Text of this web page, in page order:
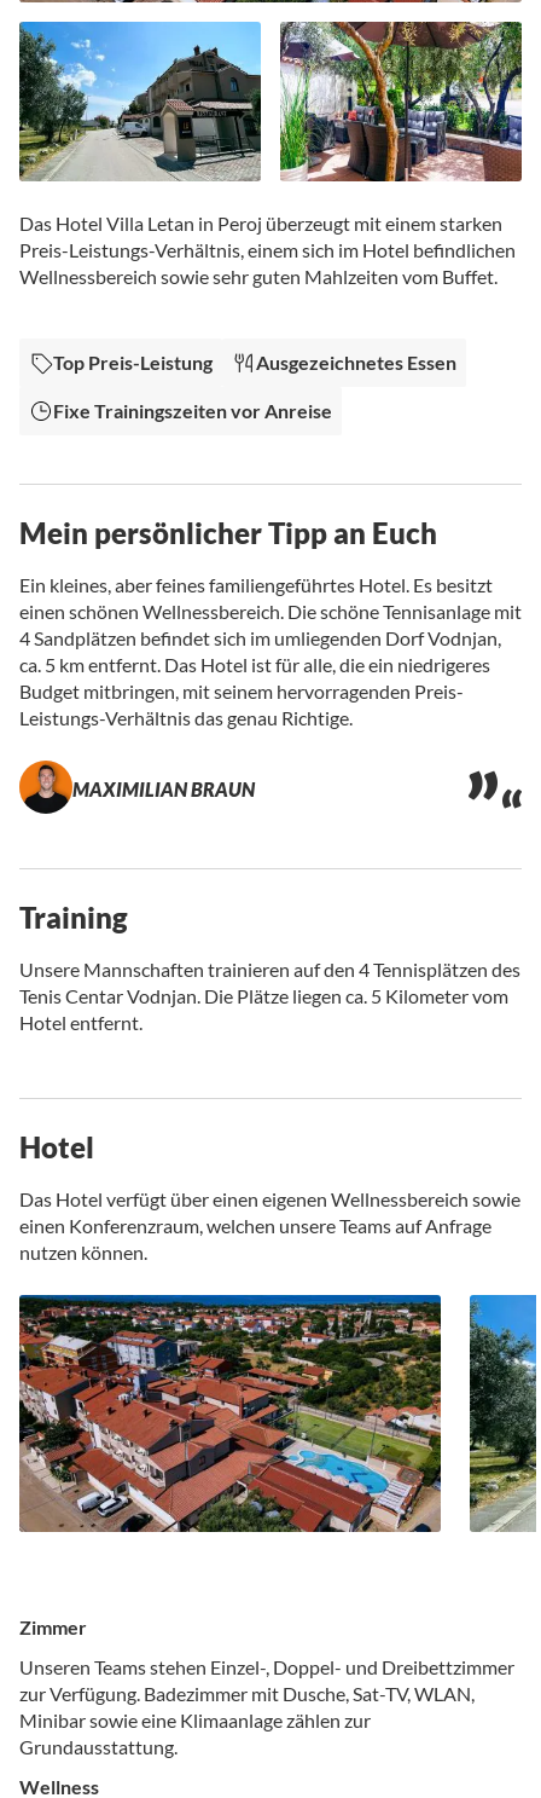
Anfang
der
Bildgalerie
Das Hotel Villa Letan in Peroj überzeugt mit einem starken
Preis-Leistungs-Verhältnis, einem sich im Hotel befindlichen
Wellnessbereich sowie sehr guten Mahlzeiten vom Buffet.
Top Preis-Leistung Ausgezeichnetes Essen
Fixe Trainingszeiten vor Anreise
Mein persönlicher Tipp an Euch
Ein kleines, aber feines familiengeführtes Hotel. Es besitzt
einen schönen Wellnessbereich. Die schöne Tennisanlage mit
4 Sandplätzen befindet sich im umliegenden Dorf Vodnjan,
ca. 5 km entfernt. Das Hotel ist für alle, die ein niedrigeres
Budget mitbringen, mit seinem hervorragenden Preis-
Leistungs-Verhältnis das genau Richtige.
MAXIMILIAN BRAUN
Training
Unsere Mannschaften trainieren auf den 4 Tennisplätzen des
Tenis Centar Vodnjan. Die Plätze liegen ca. 5 Kilometer vom
Hotel entfernt.
Hotel
Das Hotel verfügt über einen eigenen Wellnessbereich sowie
einen Konferenzraum, welchen unsere Teams auf Anfrage
nutzen können.
Zimmer
Unseren Teams stehen Einzel-, Doppel- und Dreibettzimmer
zur Verfügung. Badezimmer mit Dusche, Sat-TV, WLAN,
Minibar sowie eine Klimaanlage zählen zur
Grundausstattung.
Wellness